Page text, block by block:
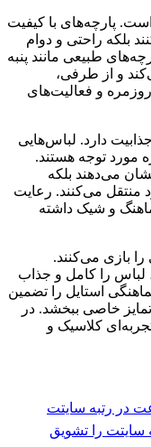
پارچه‌های با کیفیت
بلکه راحتی و دوام
طبیعی مانند پنبه
و از طرفی،
روزمره و فعالیت‌های
دارد. لباس‌هایی
مورد توجه هستند.
می‌دهند بلکه
منتقل می‌کنند. رعایت
و شیک داشته
بازی می‌کنند.
لباس را کامل و جذاب
استایل را تضمین
خاصی ببخشد. در
کلاسیک و
در رتبه سایتت
سایتت را تشویق